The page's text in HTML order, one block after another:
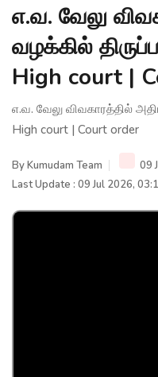
எ.வ. வேலு
வழக்கில்
High court |
எ.வ. வேலு விவகாரத்தில்
High court | Court order
ByKumudam Team
09
Last Update : 09 Jul 2026,